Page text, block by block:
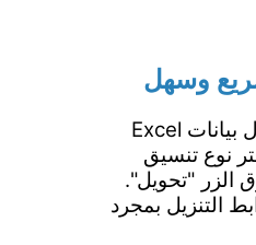
وسهل
قم بتحميل جدول بيانات Excel
نوع تنسيق
الزر "تحويل".
التنزيل بمجرد